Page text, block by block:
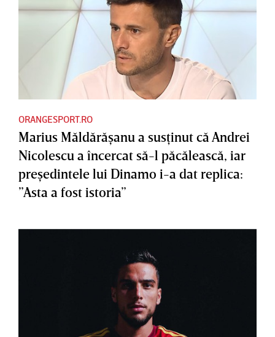
ORANGESPORT.RO
Marius Măldărăşanu a susţinut că Andrei
Nicolescu a încercat să-l păcălească, iar
preşedintele lui Dinamo i-a dat replica:
”Asta a fost istoria”